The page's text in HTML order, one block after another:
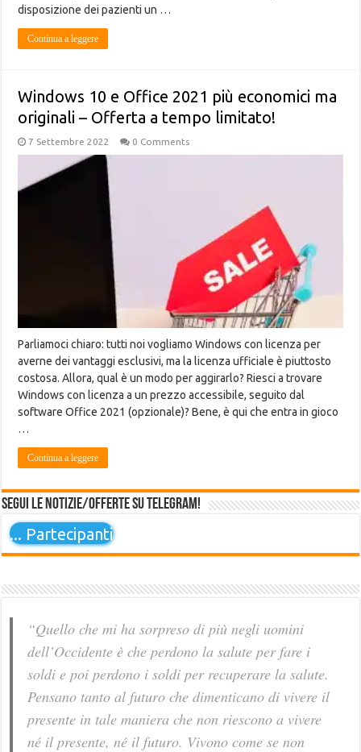
disposizione dei pazienti un …
Continua a leggere
Windows 10 e Office 2021 più economici ma
originali – Offerta a tempo limitato!
7 Settembre 2022 0 Comments
Parliamoci chiaro: tutti noi vogliamo Windows con licenza per
averne dei vantaggi esclusivi, ma la licenza ufficiale è piuttosto
costosa. Allora, qual è un modo per aggirarlo? Riesci a trovare
Windows con licenza a un prezzo accessibile, seguito dal
software Office 2021 (opzionale)? Bene, è qui che entra in gioco
…
Continua a leggere
Segui le notizie/offerte su Telegram!
... Partecipanti
“Quello che mi ha sorpreso di più negli uomini
dell’Occidente è che perdono la salute per fare i
soldi e poi perdono i soldi per recuperare la salute.
Pensano tanto al futuro che dimenticano di vivere il
presente in tale maniera che non riescono a vivere
né il presente, né il futuro. Vivono come se non